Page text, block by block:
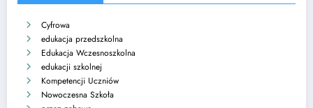
Cyfrowa
edukacja przedszkolna
Edukacja Wczesnoszkolna
edukacji szkolnej
Kompetencji Uczniów
Nowoczesna Szkoła